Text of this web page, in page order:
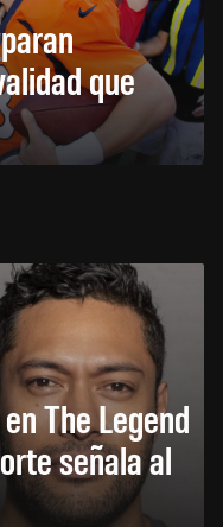
que
The Legend
señala al